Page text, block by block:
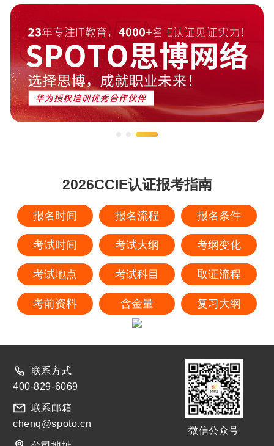
2026CCIE认证报考指南
报名时间 报名流程 报名条件
考试时间 考试大纲 考纲变化
考试地点 考试科目 取证流程
考前资料 含金量 复习大纲
联系方式
400-829-6069
联系邮箱
chenq@spoto.cn
微信公众号